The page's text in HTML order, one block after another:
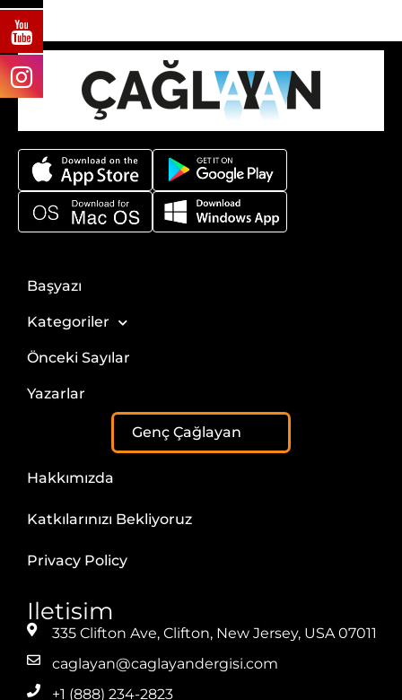
Başyazı
Kategoriler
Önceki Sayılar
Yazarlar
Genç Çağlayan
Hakkımızda
Katkılarınızı Bekliyoruz
Privacy Policy
Iletisim
335 Clifton Ave, Clifton, New Jersey, USA 07011
caglayan@caglayandergisi.com
+1 (888) 234-2823